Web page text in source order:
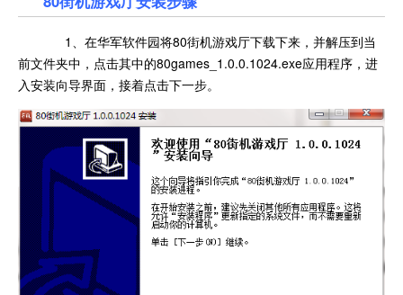
1、在华军软件园将80街机游戏厅下载下来，并解压到当
前文件夹中，点击其中的80games_1.0.0.1024.exe应用程序，进
入安装向导界面，接着点击下一步。